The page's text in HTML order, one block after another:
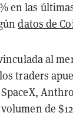
en las
datos de
al
traders
de